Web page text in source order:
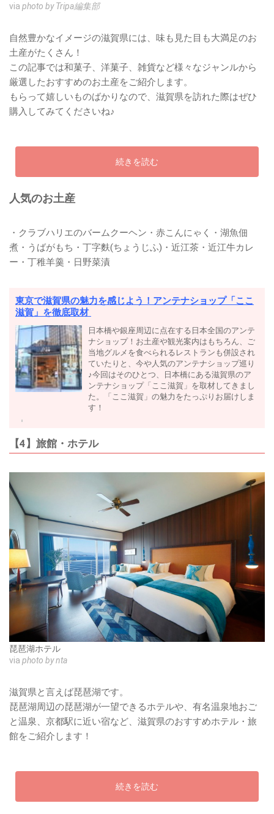
via photo by Tripa編集部
自然豊かなイメージの滋賀県には、味も見た目も大満足のお
土産がたくさん！
この記事では和菓子、洋菓子、雑貨など様々なジャンルから
厳選したおすすめのお土産をご紹介します。
もらって嬉しいものばかりなので、滋賀県を訪れた際はぜひ
購入してみてくださいね♪
続きを読む
人気のお土産
・クラブハリエのバームクーヘン・赤こんにゃく・湖魚佃
煮・うばがもち・丁字麩(ちょうじふ)・近江茶・近江牛カレ
ー・丁稚羊羹・日野菜漬
東京で滋賀県の魅力を感じよう！アンテナショップ「ここ
滋賀」を徹底取材
日本橋や銀座周辺に点在する日本全国のアンテ
ナショップ！お土産や観光案内はもちろん、ご
当地グルメを食べられるレストランも併設され
ていたりと、今や人気のアンテナショップ巡り
♪今回はそのひとつ、日本橋にある滋賀県のア
ンテナショップ「ここ滋賀」を取材してきまし
た。「ここ滋賀」の魅力をたっぷりお届けしま
す！
【4】旅館・ホテル
琵琶湖ホテル
via photo by nta
滋賀県と言えば琵琶湖です。
琵琶湖周辺の琵琶湖が一望できるホテルや、有名温泉地おご
と温泉、京都駅に近い宿など、滋賀県のおすすめホテル・旅
館をご紹介します！
続きを読む